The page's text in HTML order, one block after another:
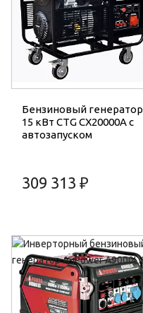
Бензиновый генератор
15 кВт CTG CX20000A с
автозапуском
309 313 ₽